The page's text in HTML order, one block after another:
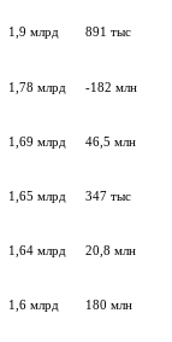
1,9 млрд 891 тыс
1,78 млрд -182 млн
1,69 млрд 46,5 млн
1,65 млрд 347 тыс
1,64 млрд 20,8 млн
1,6 млрд 180 млн